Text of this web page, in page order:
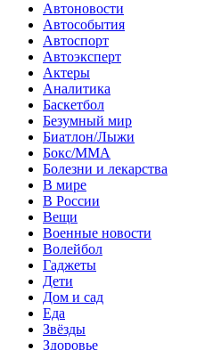
Автоновости
Автособытия
Автоспорт
Автоэксперт
Актеры
Аналитика
Баскетбол
Безумный мир
Биатлон/Лыжи
Бокс/MMA
Болезни и лекарства
В мире
В России
Вещи
Военные новости
Волейбол
Гаджеты
Дети
Дом и сад
Еда
Звёзды
Здоровье